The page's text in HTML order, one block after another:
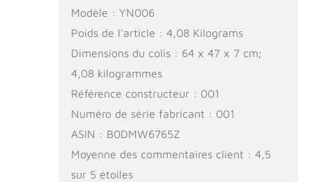
Modèle : YN006
Poids de l’article : 4,08 Kilograms
Dimensions du colis : 64 x 47 x 7 cm;
4,08 kilogrammes
Référence constructeur : 001
Numéro de série fabricant : 001
ASIN : B0DMW6765Z
Moyenne des commentaires client : 4,5
sur 5 étoiles